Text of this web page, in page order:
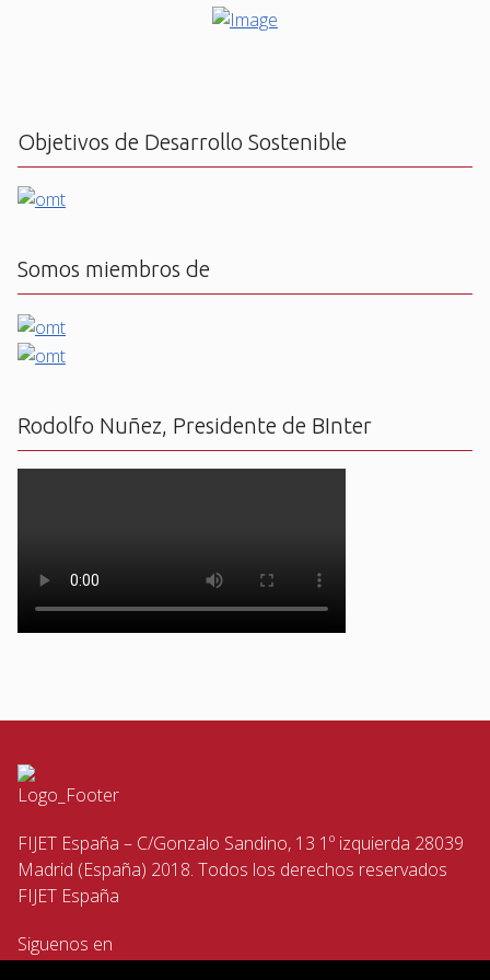
Objetivos de Desarrollo Sostenible
Somos miembros de
Rodolfo Nuñez, Presidente de BInter
FIJET España – C/Gonzalo Sandino, 13 1º izquierda 28039
Madrid (España) 2018. Todos los derechos reservados
FIJET España
Siguenos en